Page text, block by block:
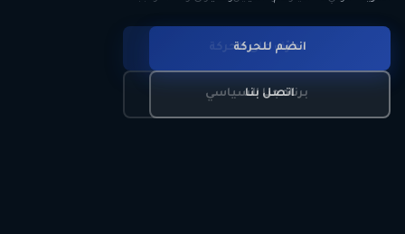
تعرّف على الحركة
برنامجنا السياسي
انضم للحركة
اتصل بنا